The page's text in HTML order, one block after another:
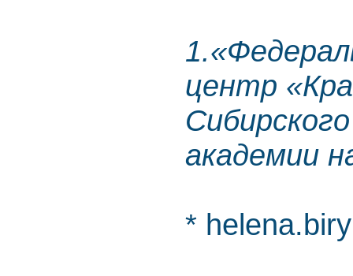
центр
академии
*